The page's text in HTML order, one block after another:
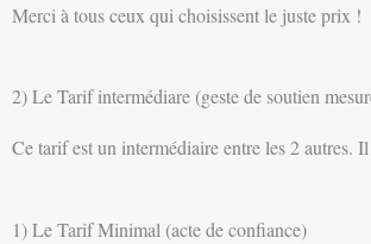
Merci à tous ceux qui choisissent le juste prix !
2) Le Tarif intermédiare (geste de soutien
Ce tarif est un intermédiaire entre les 2 autres.
1) Le Tarif Minimal (acte de confiance)